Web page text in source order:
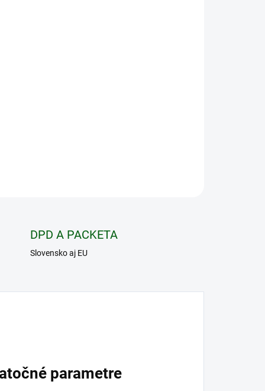
Kavalita a dizajn z Wetzlar-u: Nové denné
DPD A PACKETA
Slovensko aj EU
parametre